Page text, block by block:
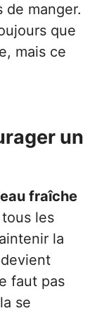
de manger.
que
mais ce
un
fraîche
les
la
devient
faut pas
se